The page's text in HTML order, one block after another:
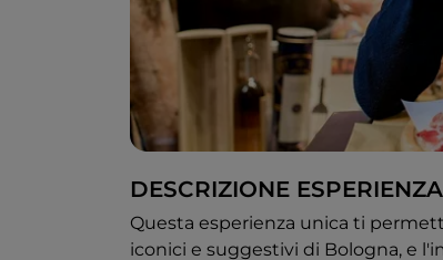
DESCRIZIONE ESPERIENZA
Questa esperienza unica ti
iconici e suggestivi di Bologna, e